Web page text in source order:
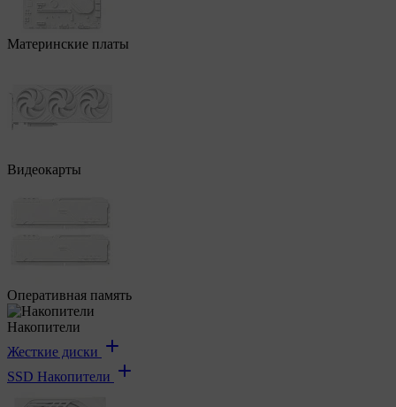
Материнские платы
Видеокарты
Оперативная память
Накопители
Жесткие диски
SSD Накопители